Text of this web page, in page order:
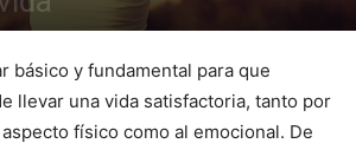
básico y fundamental para que
llevar una vida satisfactoria, tanto por
físico como al emocional. De